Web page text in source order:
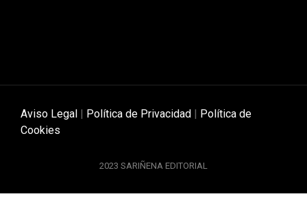
2023 SARIÑENA EDITORIAL
Aviso Legal Política de Privacidad
Política de
Cookies